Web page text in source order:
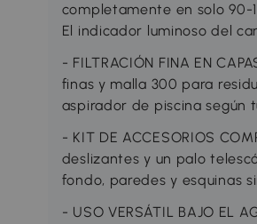
completamente en solo 90-
El indicador luminoso del
- FILTRACIÓN FINA EN
finas y malla 300 para
aspirador de piscina según
- KIT DE ACCESORIOS
deslizantes y un palo
fondo, paredes y esquinas
- USO VERSÁTIL BAJO EL